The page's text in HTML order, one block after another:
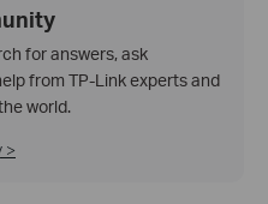
for answers, ask
from TP-Link experts and
world.
>